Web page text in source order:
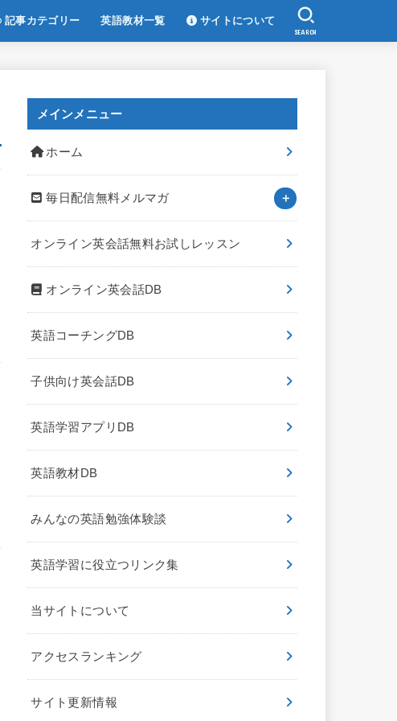
記事カテゴリー 英語教材一覧 サイトについて
SEARCH
メインメニュー
ホーム
毎日配信無料メルマガ
オンライン英会話無料お試しレッスン
オンライン英会話DB
英語コーチングDB
子供向け英会話DB
英語学習アプリDB
英語教材DB
みんなの英語勉強体験談
英語学習に役立つリンク集
当サイトについて
アクセスランキング
サイト更新情報